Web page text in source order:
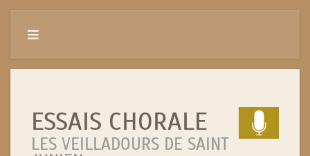
ESSAIS CHORALE
LES VEILLADOURS DE SAINT